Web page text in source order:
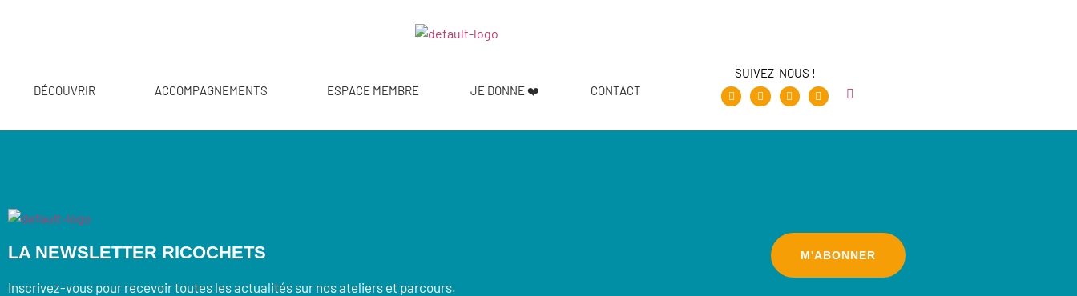
DÉCOUVRIR ACCOMPAGNEMENTS ESPACE MEMBRE JE DONNE ❤️ CONTACT
SUIVEZ-NOUS !
LA NEWSLETTER RICOCHETS
Inscrivez-vous pour recevoir toutes les actualités sur nos ateliers et parcours.
M'ABONNER